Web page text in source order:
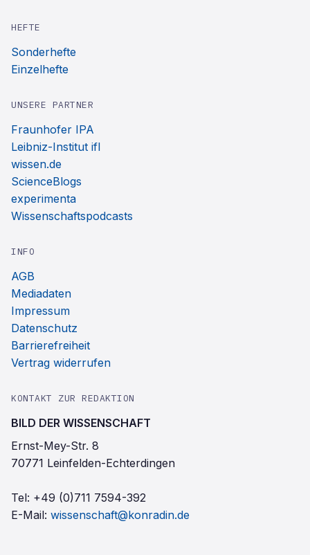
HEFTE
Sonderhefte
Einzelhefte
UNSERE PARTNER
Fraunhofer IPA
Leibniz-Institut ifl
wissen.de
ScienceBlogs
experimenta
Wissenschaftspodcasts
INFO
AGB
Mediadaten
Impressum
Datenschutz
Barrierefreiheit
Vertrag widerrufen
KONTAKT ZUR REDAKTION
BILD DER WISSENSCHAFT
Ernst-Mey-Str. 8
70771 Leinfelden-Echterdingen
Tel: +49 (0)711 7594-392
E-Mail: wissenschaft@konradin.de